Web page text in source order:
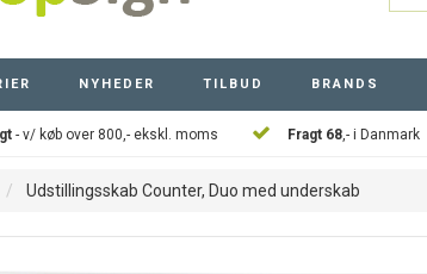
NYHEDER TILBUD BRANDS
- v/ køb over 800,- ekskl. moms Fragt 68,- i Danmark
Udstillingsskab Counter, Duo med underskab